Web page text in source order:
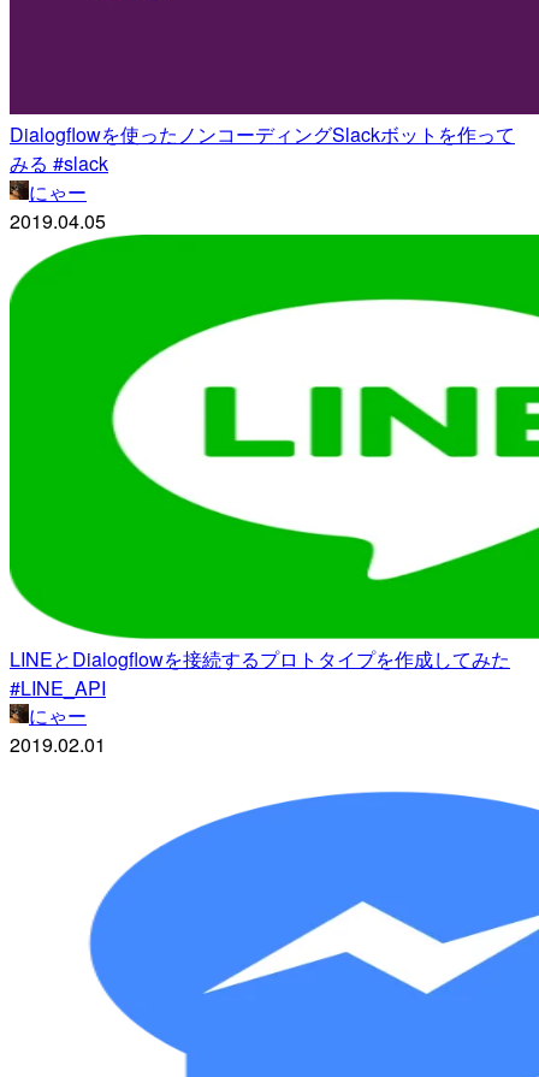
Dialogflowを使ったノンコーディングSlackボットを作って
みる #slack
にゃー
2019.04.05
LINEとDialogflowを接続するプロトタイプを作成してみた
#LINE_API
にゃー
2019.02.01